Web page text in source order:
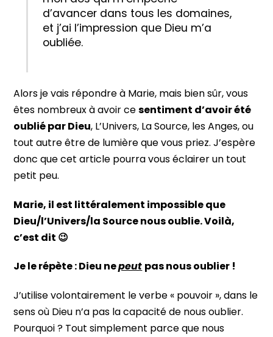
d’avancer dans tous les domaines,
et j’ai l’impression que Dieu m’a
oubliée.
Alors je vais répondre à Marie, mais bien sûr, vous
êtes nombreux à avoir cesentiment d’avoir été
oublié par Dieu, L’Univers, La Source, les Anges, ou
tout autre être de lumière que vous priez. J’espère
donc que cet article pourra vous éclairer un tout
petit peu.
Marie, il est littéralement impossible que
Dieu/l’Univers/la Source nous oublie.Voilà,
c’est dit 😉
Je le répète : Dieu nepeut pas nous oublier !
J’utilise volontairement le verbe « pouvoir », dans le
sens où Dieu n’a pas la capacité de nous oublier.
Pourquoi ? Tout simplement parce que nous